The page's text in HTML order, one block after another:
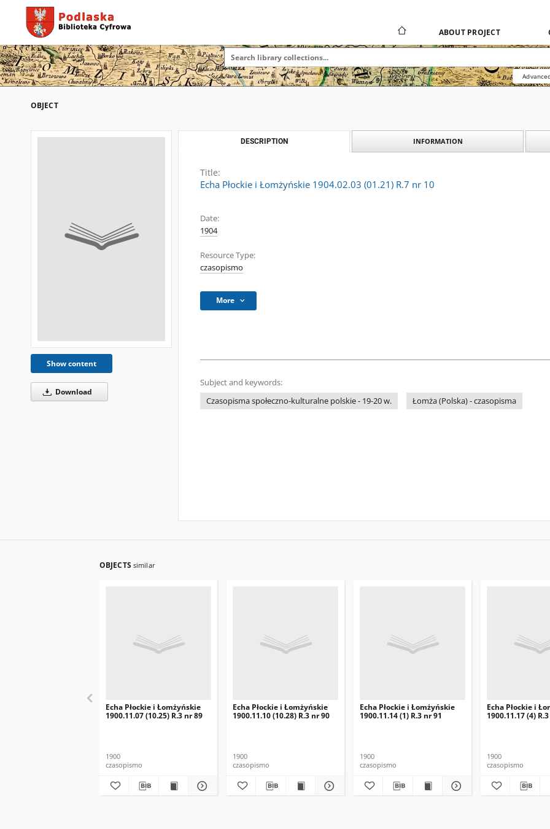
ABOUT PROJECT
OBJECT
Show content
Download
DESCRIPTION INFORMATION
Title:
Echa Płockie i Łomżyńskie 1904.02.03 (01.21) R.7 nr 10
Date:
1904
Resource Type:
czasopismo
More
Subject and keywords:
Czasopisma społeczno-kulturalne polskie - 19-20 w.
Łomża (Polska) - czasopisma
OBJECTS similar
Echa Płockie i Łomżyńskie
1900.11.07 (10.25) R.3 nr 89
1900
czasopismo
Echa Płockie i Łomżyńskie
1900.11.10 (10.28) R.3 nr 90
1900
czasopismo
Echa Płockie i Łomżyńskie
1900.11.14 (1) R.3 nr 91
1900
czasopismo
Echa Płockie i
1900.11.17 (4)
1900
czasopismo